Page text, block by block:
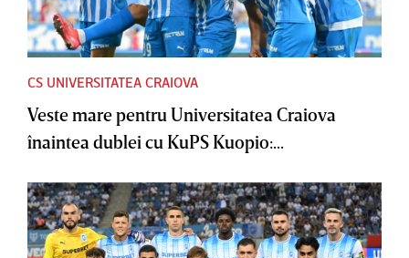
CS UNIVERSITATEA CRAIOVA
Veste mare pentru Universitatea Craiova
înaintea dublei cu KuPS Kuopio:...